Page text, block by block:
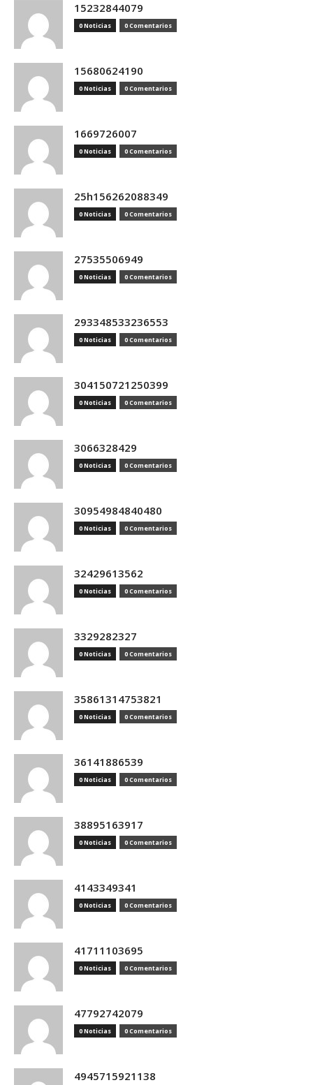
15232844079
0 Noticias 0 Comentarios
15680624190
0 Noticias 0 Comentarios
1669726007
0 Noticias 0 Comentarios
25h156262088349
0 Noticias 0 Comentarios
27535506949
0 Noticias 0 Comentarios
293348533236553
0 Noticias 0 Comentarios
304150721250399
0 Noticias 0 Comentarios
3066328429
0 Noticias 0 Comentarios
30954984840480
0 Noticias 0 Comentarios
32429613562
0 Noticias 0 Comentarios
3329282327
0 Noticias 0 Comentarios
35861314753821
0 Noticias 0 Comentarios
36141886539
0 Noticias 0 Comentarios
38895163917
0 Noticias 0 Comentarios
4143349341
0 Noticias 0 Comentarios
41711103695
0 Noticias 0 Comentarios
47792742079
0 Noticias 0 Comentarios
4945715921138